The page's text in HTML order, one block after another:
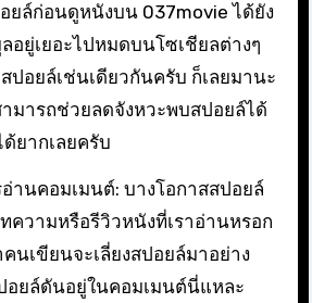
ยล์ก่อนดูหนังบน 037movie ได้ยัง
อยู่เยอะไปหมดบนโซเชียลต่างๆ
สปอยล์เช่นเดียวกันครับ ก็เลยมานะ
มารถช่วยลดจังหวะพบสปอยล์ได้
ยากเลยครับ
อ่านคอมเมนต์: บางโอกาสสปอยล์
ความหรือรีวิวหนังที่เราอ่านหรอก
นเขียนจะเลี่ยงสปอยล์มาอย่าง
อยล์ดันอยู่ในคอมเมนต์นี่แหละ